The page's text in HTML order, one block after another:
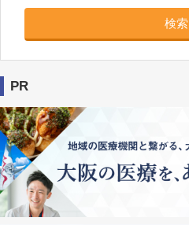
検索
PR